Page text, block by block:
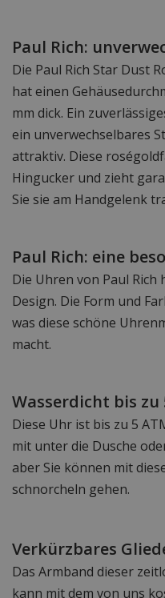
Paul Rich:
Die Paul Rich Star Dust
hat einen
mm dick. Ein
ein unverwechselbares
attraktiv. Diese
Hingucker und zieht
Sie sie am Handgelenk
Paul Rich: eine
Die Uhren von Paul
Design. Die Form und
was diese schöne
macht.
Wasserdicht bis zu
Diese Uhr ist bis zu 5
mit unter die Dusche
aber Sie können mit
schnorcheln gehen.
Verkürzbares
Das Armband dieser
kann mit dem von uns